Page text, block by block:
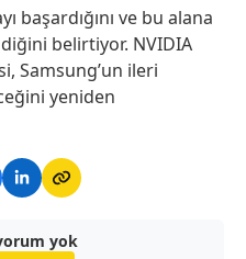
başardığını ve bu alana
belirtiyor. NVIDIA
Samsung’un ileri
yeniden
yok